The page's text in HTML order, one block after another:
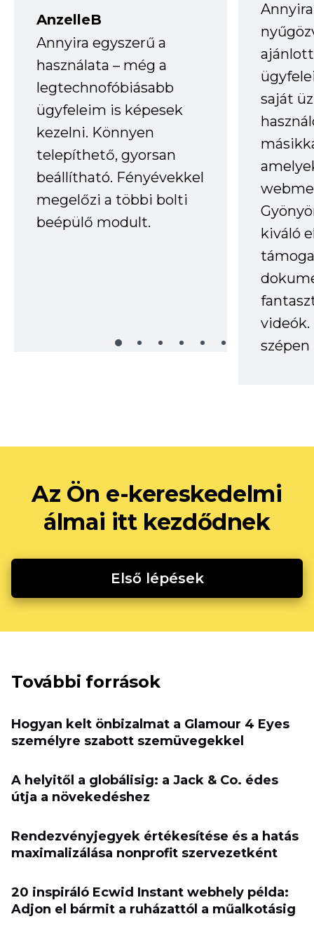
AnzelleB
Annyira egyszerű a
használata – még a
legtechnofóbiásabb
ügyfeleim is képesek
kezelni. Könnyen
telepíthető, gyorsan
beállítható. Fényévekkel
megelőzi a többi bolti
beépülő modult.
saját
kiváló
videók.
Az Ön e-kereskedelmi
álmai itt kezdődnek
Első lépések
További források
Hogyan kelt önbizalmat a Glamour 4 Eyes
személyre szabott szemüvegekkel
A helyitől a globálisig: a Jack & Co. édes
útja a növekedéshez
Rendezvényjegyek értékesítése és a hatás
maximalizálása nonprofit szervezetként
20 inspiráló Ecwid Instant webhely példa:
Adjon el bármit a ruházattól a műalkotásig